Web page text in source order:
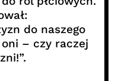
do naszego
– czy raczej